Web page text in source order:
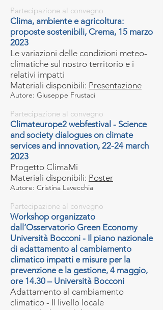
Partecipazione al convegno
Clima, ambiente e agricoltura:
proposte sostenibili, Crema, 15 marzo
2023
Le variazioni delle condizioni meteo-
climatiche sul nostro territorio e i
relativi impatti
Materiali disponibili: Presentazione
Autore: Giuseppe Frustaci
Partecipazione al convegno
Climateurope2 webfestival - Science
and society dialogues on climate
services and innovation, 22-24 march
2023
Progetto ClimaMi
Materiali disponibili: Poster
Autore: Cristina Lavecchia
Partecipazione al convegno
Workshop organizzato
dall’Osservatorio Green Economy
Università Bocconi - Il piano nazionale
di adattamento al cambiamento
climatico impatti e misure per la
prevenzione e la gestione, 4 maggio,
ore 14.30 – Università Bocconi
Adattamento al cambiamento
climatico - Il livello locale